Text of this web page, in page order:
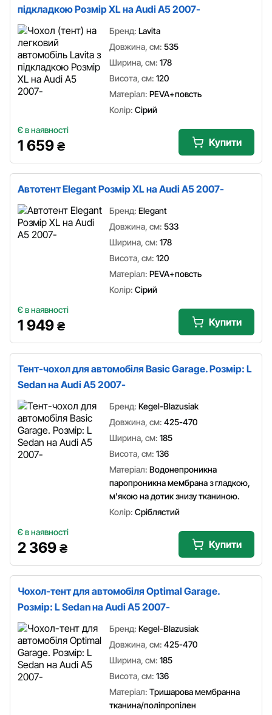
підкладкою Розмір XL на Audi A5 2007-
Бренд: Lavita
Довжина, см: 535
Ширина, см: 178
Висота, см: 120
Матеріал: PEVA+повсть
Колір: Сірий
Є в наявності
1 659 ₴ Купити
Автотент Elegant Розмір XL на Audi A5 2007-
Бренд: Elegant
Довжина, см: 533
Ширина, см: 178
Висота, см: 120
Матеріал: PEVA+повсть
Колір: Сірий
Є в наявності
1 949 ₴ Купити
Тент-чохол для автомобіля Basic Garage. Розмір: L
Sedan на Audi A5 2007-
Бренд: Kegel-Blazusiak
Довжина, см: 425-470
Ширина, см: 185
Висота, см: 136
Матеріал: Водонепроникна
паропроникна мембрана з гладкою,
м'якою на дотик знизу тканиною.
Колір: Сріблястий
Є в наявності
2 369 ₴ Купити
Чохол-тент для автомобіля Optimal Garage.
Розмір: L Sedan на Audi A5 2007-
Бренд: Kegel-Blazusiak
Довжина, см: 425-470
Ширина, см: 185
Висота, см: 136
Матеріал: Тришарова мембранна
тканина/поліпропілен